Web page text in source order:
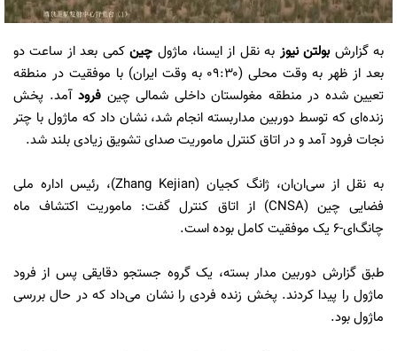
به گزارشبولتن نیوز به نقل از ایسنا، ماژول چینکمی بعد از ساعت دو
بعد از ظهر به وقت محلی (۰۹:۳۰ به وقت ایران) با موفقیت در منطقه
تعیین شده در منطقه مغولستان داخلی شمالی چین فرودآمد. پخش
زنده‌ای که توسط دوربین مداربسته انجام شد، نشان داد که ماژول با چتر
نجات فرود آمد و در اتاق کنترل ماموریت صدای تشویق‌ زیادی بلند شد.
به نقل از سی‌ان‌ان، ژانگ کجیان (Zhang Kejian)، رئیس اداره ملی
فضایی چین (CNSA) از اتاق کنترل گفت: ماموریت اکتشاف ماه
چانگ‌ای‌-۶ یک موفقیت کامل بوده است.
طبق گزارش دوربین مدار بسته، یک گروه جستجو دقایقی پس از فرود
ماژول را پیدا کردند. پخش زنده فردی را نشان می‌داد که در حال بررسی
ماژول بود.